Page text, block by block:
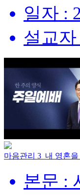
일자 :
설교
마음관리 3_내 영혼
본문 :